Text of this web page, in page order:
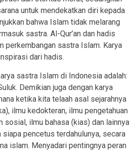
untuk mendekatkan diri kepada
bahwa Islam tidak melarang
sastra. Al-Qur’an dan hadis
perkembangan sastra Islam. Karya
dari hadis.
sastra Islam di Indonesia adalah:
Demikian juga dengan karya
ketika kita telaah asal sejarahnya
ilmu kedokteran, ilmu pengetahuan
sosial, ilmu bahasa (kias) dan lainnya
siapa pencetus terdahulunya, secara
islam. Menyadari pentingnya peran